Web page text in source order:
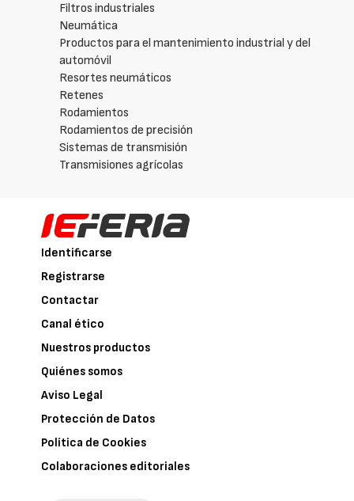
Filtros industriales
Neumática
Productos para el mantenimiento industrial y del
automóvil
Resortes neumáticos
Retenes
Rodamientos
Rodamientos de precisión
Sistemas de transmisión
Transmisiones agrícolas
Identificarse
Registrarse
Contactar
Canal ético
Nuestros productos
Quiénes somos
Aviso Legal
Protección de Datos
Política de Cookies
Colaboraciones editoriales